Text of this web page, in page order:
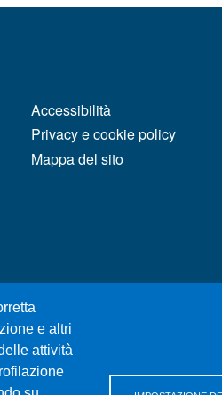
e altri
attività
Accessibilità
Privacy e cookie policy
Mappa del sito